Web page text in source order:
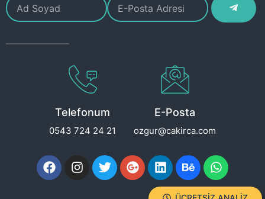
Telefonum
0543 724 24 21
E-Posta
ozgur@cakirca.com